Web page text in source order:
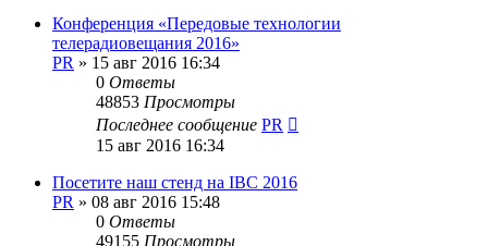
Конференция «Передовые технологии
телерадиовещания 2016»
PR » 15 авг 2016 16:34
0 Ответы
48853 Просмотры
Последнее сообщение PR
15 авг 2016 16:34
Посетите наш стенд на IBC 2016
PR » 08 авг 2016 15:48
0 Ответы
49155 Просмотры